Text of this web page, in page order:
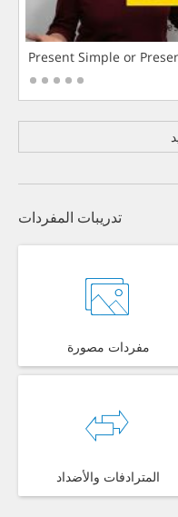
Present Simple or
تدريبات المفردات
مفردات مصورة
المترادفات والأضداد